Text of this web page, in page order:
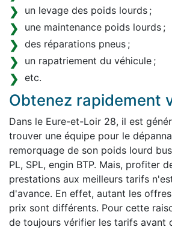
un levage des poids lourds ;
une maintenance poids lourds ;
des réparations pneus ;
un rapatriement du véhicule ;
etc.
Obtenez rapidement
Dans le Eure-et-Loir 28, il est
trouver une équipe pour le
remorquage de son poids lourd
PL, SPL, engin BTP. Mais, profiter
prestations aux meilleurs tarifs
d'avance. En effet, autant les
prix sont différents. Pour cette
de toujours vérifier les tarifs avant